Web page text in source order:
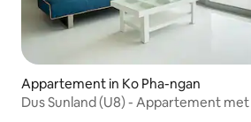
Appartement in Ko Pha-ngan
Dus Sunland (U8) - Appartement met